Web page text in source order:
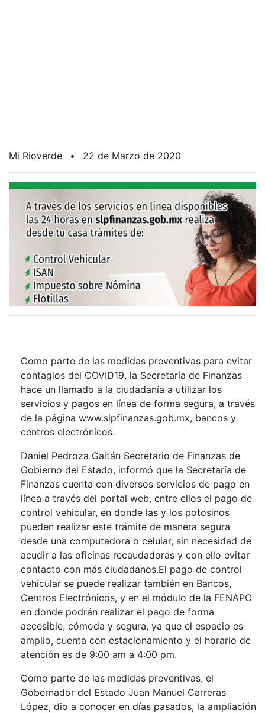
Mi Rioverde • 22 de Marzo de 2020
Como parte de las medidas preventivas para evitar
contagios del COVID19, la Secretaría de Finanzas
hace un llamado a la ciudadanía a utilizar los
servicios y pagos en línea de forma segura, a través
de la página www.slpfinanzas.gob.mx, bancos y
centros electrónicos.
Daniel Pedroza Gaitán Secretario de Finanzas de
Gobierno del Estado, informó que la Secretaría de
Finanzas cuenta con diversos servicios de pago en
línea a través del portal web, entre ellos el pago de
control vehicular, en donde las y los potosinos
pueden realizar este trámite de manera segura
desde una computadora o celular, sin necesidad de
acudir a las oficinas recaudadoras y con ello evitar
contacto con más ciudadanos.El pago de control
vehicular se puede realizar también en Bancos,
Centros Electrónicos, y en el módulo de la FENAPO
en donde podrán realizar el pago de forma
accesible, cómoda y segura, ya que el espacio es
amplio, cuenta con estacionamiento y el horario de
atención es de 9:00 am a 4:00 pm.
Como parte de las medidas preventivas, el
Gobernador del Estado Juan Manuel Carreras
López, dio a conocer en días pasados, la ampliación